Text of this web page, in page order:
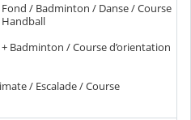
Fond / Badminton / Danse / Course
+ Badminton / Course d’orientation
/ Escalade / Course